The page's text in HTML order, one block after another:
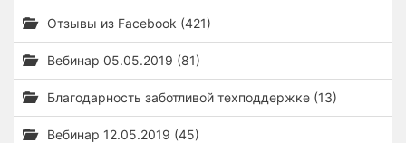
Отзывы из Facebook (421)
Вебинар 05.05.2019 (81)
Благодарность заботливой техподдержке (13)
Вебинар 12.05.2019 (45)